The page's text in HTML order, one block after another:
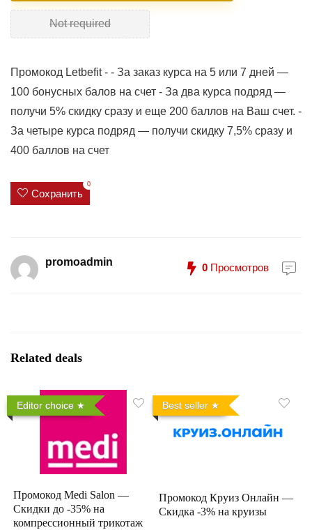
Not required
Промокод Letbefit - - За заказ курса на 5 или 7 дней —
100 бонусных балов на счет - За два курса подряд —
получи 5% скидку сразу и еще 200 баллов на Ваш счет. -
За четыре курса подряд — получи скидку 7,5% сразу и
400 баллов на счет
Сохранить
0
promoadmin 0 Просмотров
Related deals
Editor choice
Промокод Medi Salon —
Скидки до -35% на
компрессионный трикотаж
Best seller
Промокод Круиз Онлайн —
Скидка -3% на круизы